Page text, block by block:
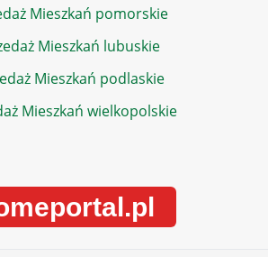
Mieszkań pomorskie
Mieszkań lubuskie
Mieszkań podlaskie
Mieszkań wielkopolskie